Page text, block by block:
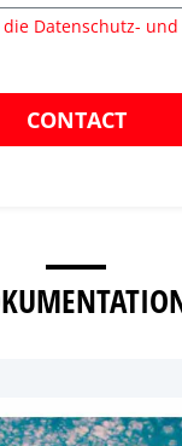
Datenschutz- und
CONTACT